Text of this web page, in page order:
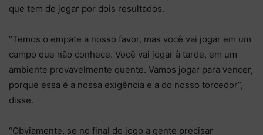
que tem de jogar por dois resultados.
“Temos o empate a nosso favor, mas você vai jogar em um
campo que não conhece. Você vai jogar à tarde, em um
ambiente provavelmente quente. Vamos jogar para vencer,
porque essa é a nossa exigência e a do nosso torcedor”,
disse.
“Obviamente, se no final do jogo a gente precisar